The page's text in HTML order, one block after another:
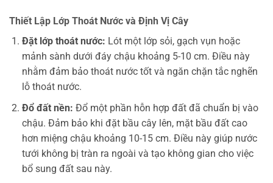
Thiết Lập Lớp Thoát Nước và Định Vị Cây
Đặt lớp thoát nước: Lót một lớp sỏi, gạch vụn hoặc
mảnh sành dưới đáy chậu khoảng 5-10 cm. Điều này
nhằm đảm bảo thoát nước tốt và ngăn chặn tắc nghẽn
lỗ thoát nước.
Đổ đất nền: Đổ một phần hỗn hợp đất đã chuẩn bị vào
chậu. Đảm bảo khi đặt bầu cây lên, mặt bầu đất cao
hơn miệng chậu khoảng 10-15 cm. Điều này giúp nước
tưới không bị tràn ra ngoài và tạo không gian cho việc
bổ sung đất sau này.